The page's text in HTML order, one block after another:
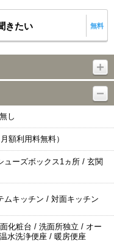
きたい 無料
し
額利用料無料）
ューズボックス1ヵ所 / 玄関
ムキッチン / 対面キッチン
化粧台 / 洗面所独立 / オー
水洗浄便座 / 暖房便座